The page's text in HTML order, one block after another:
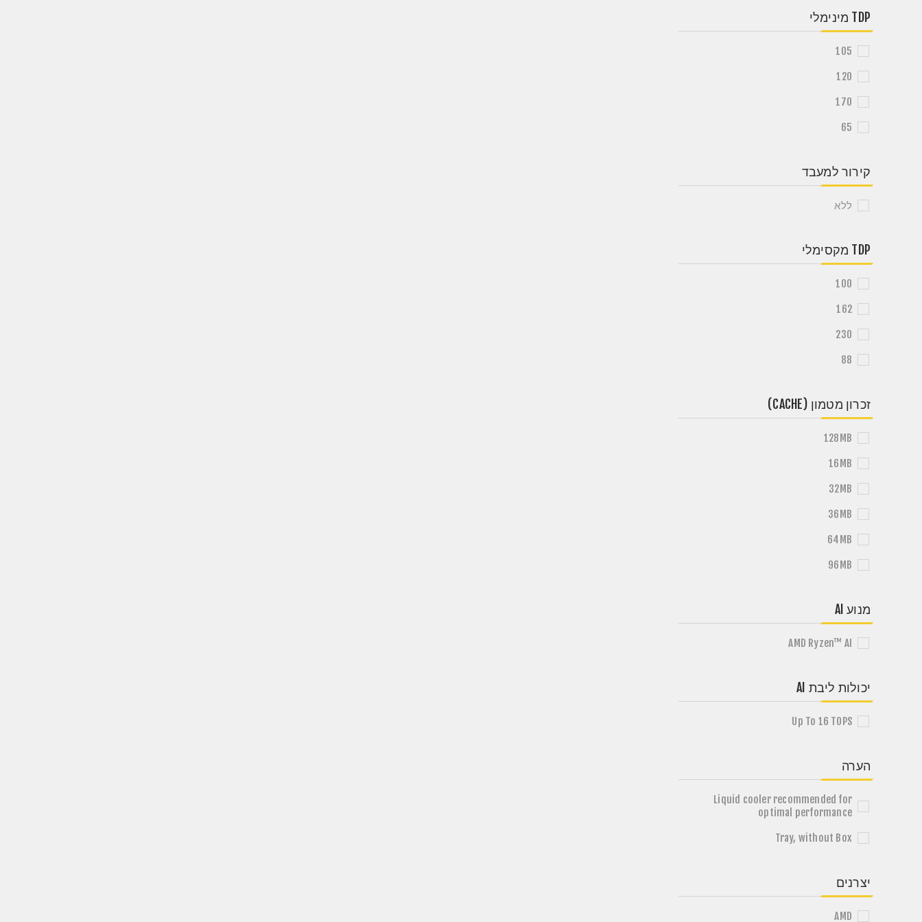
TDP מינימלי
105
120
170
65
קירור למעבד
ללא
TDP מקסימלי
100
162
230
88
זכרון מטמון (CACHE)
128MB
16MB
32MB
36MB
64MB
96MB
מנוע AI
AMD Ryzen™ AI
יכולות ליבת AI
Up To 16 TOPS
הערה
Liquid cooler recommended for
optimal performance
Tray, without Box
יצרנים
AMD